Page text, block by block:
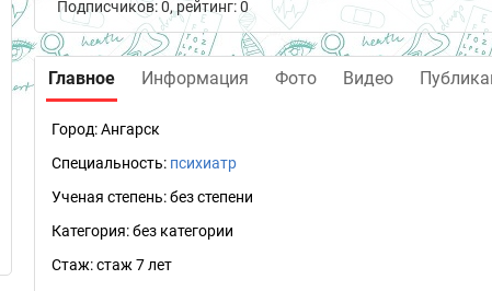
Подписчиков: 0, рейтинг: 0
Главное Информация Фото Видео
Город:Ангарск
Специальность: психиатр
Ученая степень:без степени
Категория:без категории
Стаж:стаж 7 лет